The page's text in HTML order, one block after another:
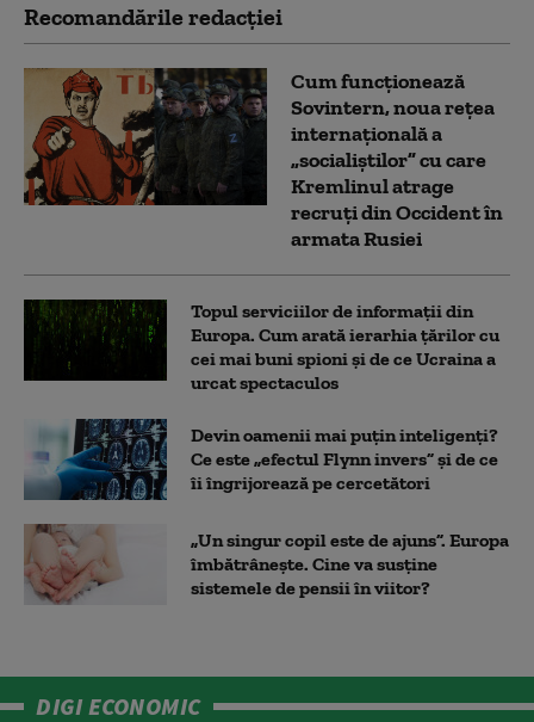
Recomandările redacţiei
Cum funcționează
Sovintern, noua rețea
internațională a
„socialiștilor” cu care
Kremlinul atrage
recruți din Occident în
armata Rusiei
Topul serviciilor de informații din
Europa. Cum arată ierarhia țărilor cu
cei mai buni spioni și de ce Ucraina a
urcat spectaculos
Devin oamenii mai puțin inteligenți?
Ce este „efectul Flynn invers” și de ce
îi îngrijorează pe cercetători
„Un singur copil este de ajuns”. Europa
îmbătrânește. Cine va susține
sistemele de pensii în viitor?
DIGI ECONOMIC